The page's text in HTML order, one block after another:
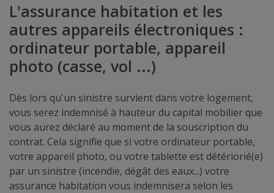
L'assurance habitation et les
autres appareils électroniques :
ordinateur portable, appareil
photo (casse, vol ...)
Dès lors qu'un sinistre survient dans votre logement,
vous serez indemnisé à hauteur du capital mobilier que
vous aurez déclaré au moment de la souscription du
contrat. Cela signifie que si votre ordinateur portable,
votre appareil photo, ou votre tablette est détériorié(e)
par un sinistre (incendie, dégât des eaux...) votre
assurance habitation vous indemnisera selon les